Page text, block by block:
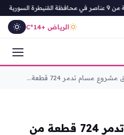
الرياض +14°C
مسام تدمر 724 قطعة...
فرق مشروع مسام تدمر 724 قطعة من